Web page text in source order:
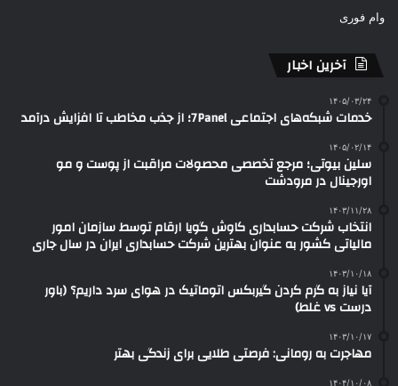
وام فوری
آخرین اخبار
۱۴۰۵/۰۳/۲۴
خدمات شبکه‌های اجتماعی 7Panel؛ از جذب مخاطب تا افزایش درآمد
۱۴۰۵/۰۲/۱۴
سلین بیوتی؛ مرجع تخصصی محصولات مراقبت از پوست و مو
اورجینال در مرودشت
۱۴۰۳/۱۱/۲۸
انتخاب شرکت حسابداری کاوش گویا ارقام توسط سازمان امور
مالیاتی کشور به عنوان بهترین شرکت حسابداری ایران در سال جاری
۱۴۰۳/۱۰/۱۸
آیا نیاز به گرم کردن گیربکس اتوماتیک در هوای سرد داریم؟ (باور
درست vs غلط)
۱۴۰۳/۱۰/۱۷
مهاجرت به رومانی: فرصتی طلایی برای زندگی بهتر
۱۴۰۴/۱۰/۰۸